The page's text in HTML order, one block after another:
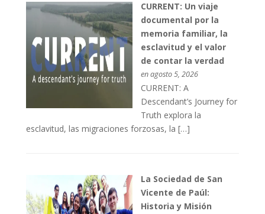
CURRENT: Un viaje
documental por la
memoria familiar, la
esclavitud y el valor
de contar la verdad
en agosto 5, 2026
CURRENT: A
Descendant’s Journey for
Truth explora la
esclavitud, las migraciones forzosas, la […]
La Sociedad de San
Vicente de Paúl:
Historia y Misión